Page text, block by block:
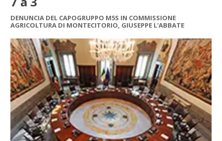
DENUNCIA DEL CAPOGRUPPO M5S IN COMMISSIONE
AGRICOLTURA DI MONTECITORIO, GIUSEPPE L'ABBATE